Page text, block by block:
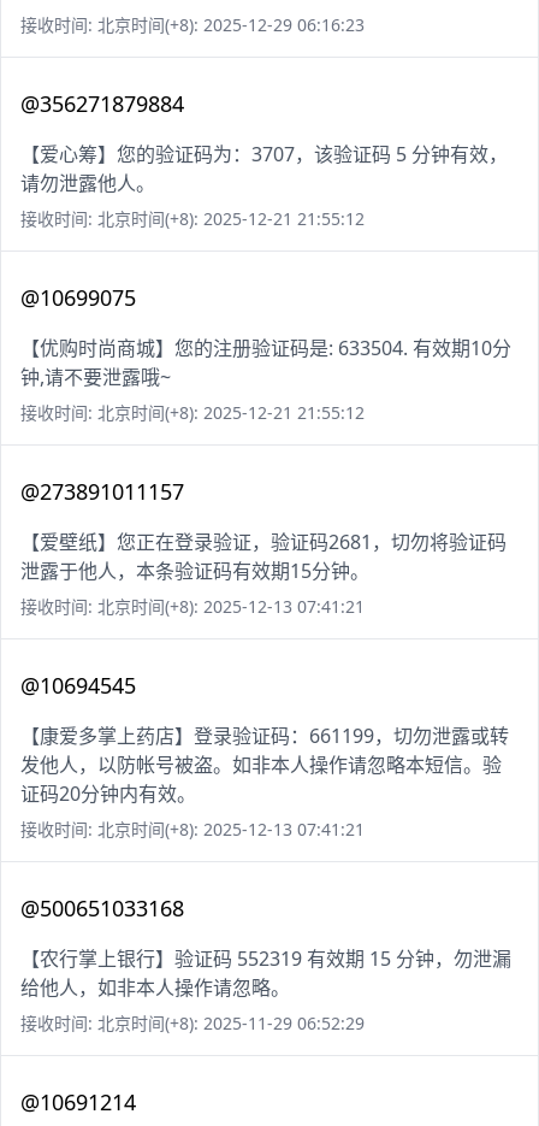
接收时间: 北京时间(+8): 2025-12-29 06:16:23
@356271879884
【爱心筹】您的验证码为：3707，该验证码 5 分钟有效，
请勿泄露他人。
接收时间: 北京时间(+8): 2025-12-21 21:55:12
@10699075
【优购时尚商城】您的注册验证码是: 633504. 有效期10分
钟,请不要泄露哦~
接收时间: 北京时间(+8): 2025-12-21 21:55:12
@273891011157
【爱壁纸】您正在登录验证，验证码2681，切勿将验证码
泄露于他人，本条验证码有效期15分钟。
接收时间: 北京时间(+8): 2025-12-13 07:41:21
@10694545
【康爱多掌上药店】登录验证码：661199，切勿泄露或转
发他人，以防帐号被盗。如非本人操作请忽略本短信。验
证码20分钟内有效。
接收时间: 北京时间(+8): 2025-12-13 07:41:21
@500651033168
【农行掌上银行】验证码 552319 有效期 15 分钟，勿泄漏
给他人，如非本人操作请忽略。
接收时间: 北京时间(+8): 2025-11-29 06:52:29
@10691214